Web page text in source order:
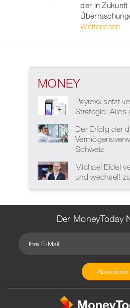
der in Zukunft
Weiterlesen
MONEY
Payrexx setzt
Strategie: Alles
Der Erfolg der
Schweiz
Michael Eidel
und wechselt
Der MoneyToday